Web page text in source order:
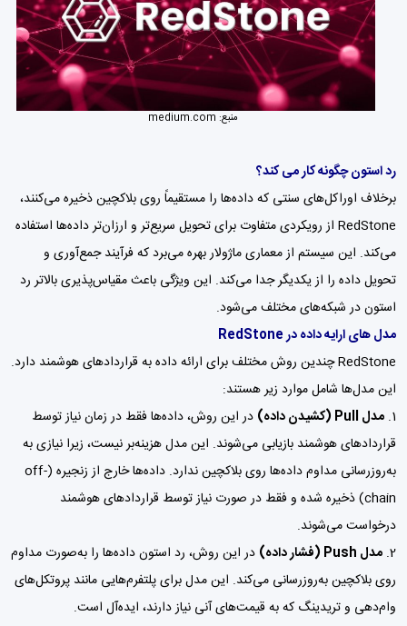
منبع: medium.com
رد استون چگونه کار می کند؟
برخلاف اوراکل‌های سنتی که داده‌ها را مستقیماً روی بلاکچین ذخیره می‌کنند،
RedStone از رویکردی متفاوت برای تحویل سریع‌تر و ارزان‌تر داده‌ها استفاده
می‌کند. این سیستم از معماری ماژولار بهره می‌برد که فرآیند جمع‌آوری و
تحویل داده را از یکدیگر جدا می‌کند. این ویژگی باعث مقیاس‌پذیری بالاتر رد
استون در شبکه‌های مختلف می‌شود.
مدل های ارایه داده در RedStone
RedStone چندین روش مختلف برای ارائه داده به قراردادهای هوشمند دارد.
این مدل‌ها شامل موارد زیر هستند:
مدل Pull (کشیدن داده)
در این روش، داده‌ها فقط در زمان نیاز توسط
قراردادهای هوشمند بازیابی می‌شوند. این مدل هزینه‌بر نیست، زیرا نیازی به
به‌روزرسانی مداوم داده‌ها روی بلاکچین ندارد. داده‌ها خارج از زنجیره (off-
chain) ذخیره شده و فقط در صورت نیاز توسط قراردادهای هوشمند
درخواست می‌شوند.
مدل Push (فشار داده)
در این روش، رد استون داده‌ها را به‌صورت مداوم
روی بلاکچین به‌روزرسانی می‌کند. این مدل برای پلتفرم‌هایی مانند پروتکل‌های
وام‌دهی و تریدینگ که به قیمت‌های آنی نیاز دارند، ایده‌آل است.